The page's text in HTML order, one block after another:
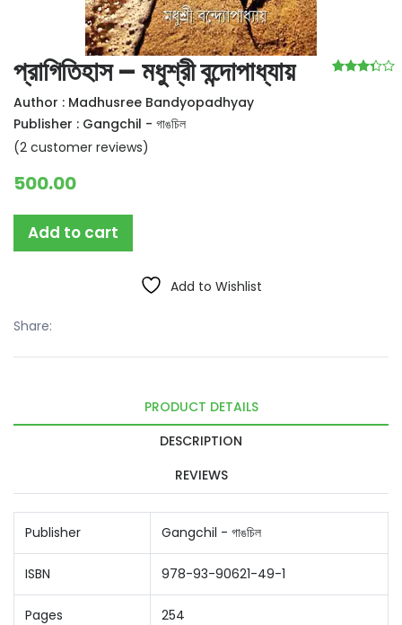
প্রাগিতিহাস – মধুশ্রী বন্দোপাধ্যায়
Author : Madhusree Bandyopadhyay
Publisher : Gangchil - গাঙচিল
(2 customer reviews)
500.00
Add to cart
Add to Wishlist
Share:
PRODUCT DETAILS
DESCRIPTION
REVIEWS
Publisher Gangchil - গাঙচিল
ISBN 978-93-90621-49-1
Pages 254